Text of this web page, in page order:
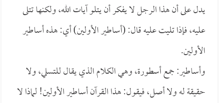
يدل على أن هذا الرجل لا يفكر أن يتلو آيات الله، ولكنها تتلى
عليه، فإذا تليت عليه قال: (أساطير الأولين) أي: هذه أساطير
الأولين.
وأساطير: جمع أسطورة، وهي الكلام الذي يقال للتسلي، ولا
حقيقة له ولا أصل، فيقول: هذا القرآن أساطير الأولين! لماذا لا